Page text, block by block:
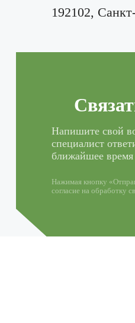
192102,
Напишите свой
специалист
ближайшее время
Нажимая кнопку
согласие на обработку